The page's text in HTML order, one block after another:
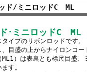
ド/ミニロッドC ML
･ミニロッドC ML
イプのリボンロッドです。
、目盛の上からナイロンコ
ML1）は表裏とも標尺目盛
す。